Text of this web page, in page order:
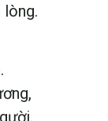
lòng.